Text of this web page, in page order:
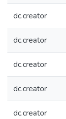
dc.creator
dc.creator
dc.creator
dc.creator
dc.creator